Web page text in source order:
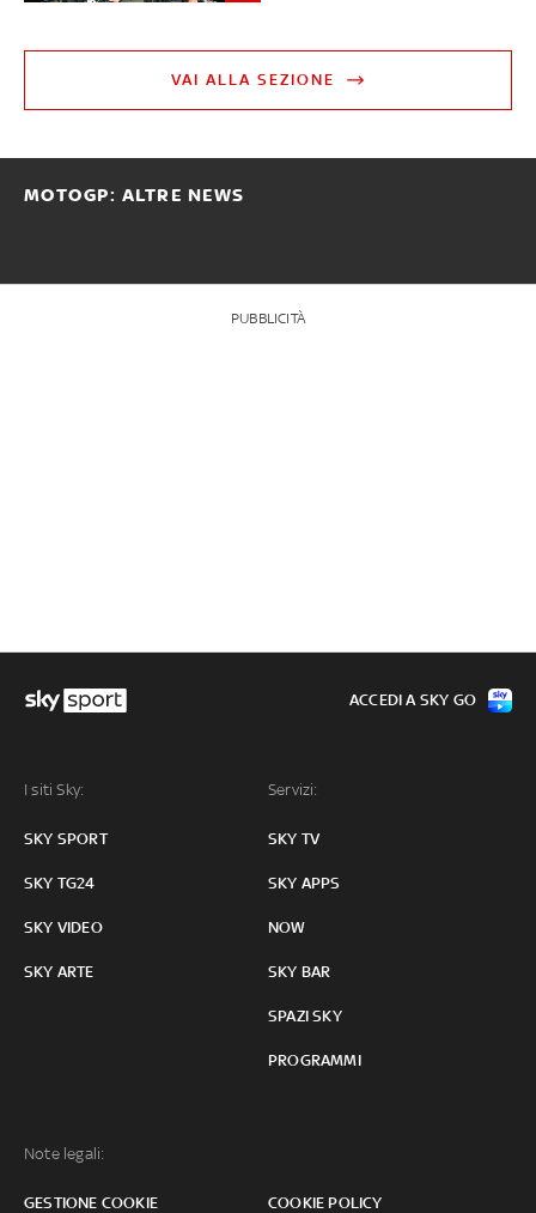
VAI ALLA SEZIONE
MOTOGP: ALTRE NEWS
PUBBLICITÀ
I siti Sky:
SKY SPORT
SKY TG24
SKY VIDEO
SKY ARTE
Servizi:
SKY TV
SKY APPS
NOW
SKY BAR
SPAZI SKY
PROGRAMMI
Note legali:
GESTIONE COOKIE COOKIE POLICY
ACCEDI A SKY GO